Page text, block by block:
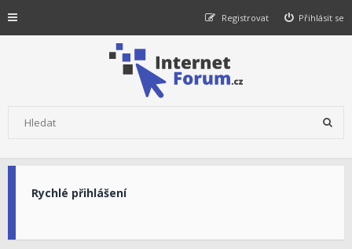
Přihlásit se
Registrovat
Rychlé přihlášení